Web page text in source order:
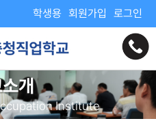
학생용 회원가입 로그인
개
Institute